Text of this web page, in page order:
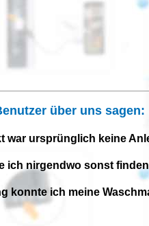
über uns sagen:
war ursprünglich keine
ich nirgendwo sonst
konnte ich meine